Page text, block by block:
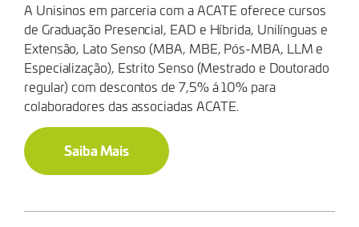
A Unisinos em parceria com a ACATE oferece cursos
de Graduação Presencial, EAD e Híbrida, Unilínguas e
Extensão, Lato Senso (MBA, MBE, Pós-MBA, LLM e
Especialização), Estrito Senso (Mestrado e Doutorado
regular) com descontos de 7,5% á 10% para
colaboradores das associadas ACATE.
Saiba Mais